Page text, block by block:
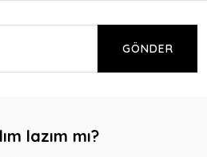
GÖNDER
lazım mı?